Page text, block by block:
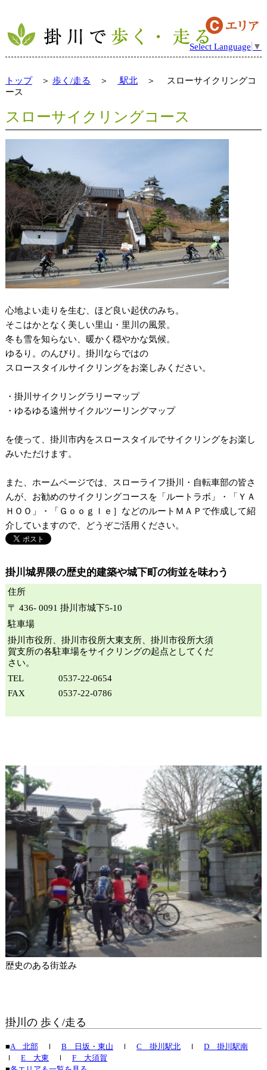
Select Language ▼
トップ＞ 歩く/走る ＞ 駅北＞ スローサイクリングコ
ース
スローサイクリングコース
心地よい走りを生む、ほど良い起伏のみち。
そこはかとなく美しい里山・里川の風景。
冬も雪を知らない、暖かく穏やかな気候。
ゆるり。のんびり。掛川ならではの
スロースタイルサイクリングをお楽しみください。
・掛川サイクリングラリーマップ
・ゆるゆる遠州サイクルツーリングマップ
を使って、掛川市内をスロースタイルでサイクリングをお楽し
みいただけます。
また、ホームページでは、スローライフ掛川・自転車部の皆さ
んが、お勧めのサイクリングコースを「ルートラボ」・「ＹＡ
ＨＯＯ」・「Ｇｏｏｇｌｅ］などのルートＭＡＰで作成して紹
介していますので、どうぞご活用ください。
掛川城界隈の歴史的建築や城下町の街並を味わう
住所
〒 436- 0091 掛川市城下5-10
駐車場
掛川市役所、掛川市役所大東支所、掛川市役所大須
賀支所の各駐車場をサイクリングの起点としてくだ
さい。
TEL
0537-22-0654
FAX
0537-22-0786
歴史のある街並み
掛川の 歩く/走る
■A 北部ｌ B 日坂・東山 ｌ C 掛川駅北ｌ D 掛川駅南
ｌ E 大東 ｌ F 大須賀